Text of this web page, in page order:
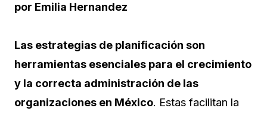
por Emilia Hernandez
Las estrategias de planificación son
herramientas esenciales para el crecimiento
y la correcta administración de las
organizaciones en México. Estas facilitan la